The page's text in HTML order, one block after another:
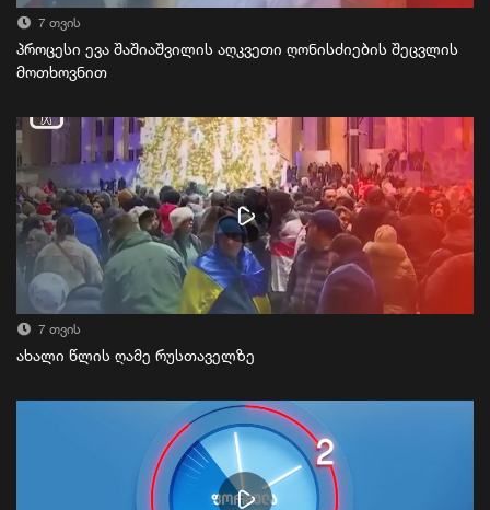
7 თვის
პროცესი ევა შაშიაშვილის აღკვეთი ღონისძიების შეცვლის
მოთხოვნით
7 თვის
ახალი წლის ღამე რუსთაველზე